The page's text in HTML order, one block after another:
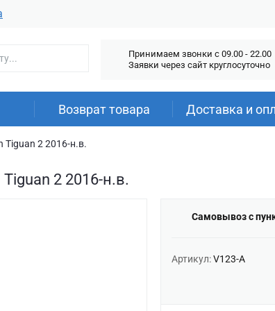
Принимаем звонки c 09.00 - 22.00
Заявки через сайт круглосуточно
Возврат товара Доставка и
Tiguan 2 2016-н.в.
2 2016-н.в.
Самовывоз с
Артикул:V123-A